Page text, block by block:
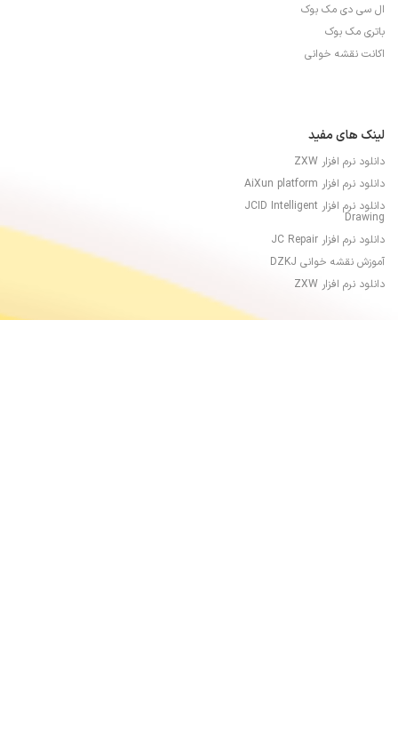
ال سی دی مک بوک
باتری مک بوک
اکانت نقشه خوانی
لینک های مفید
دانلود نرم افزار ZXW
دانلود نرم افزار AiXun platform
دانلود نرم افزار JCID Intelligent
Drawing
دانلود نرم افزار JC Repair
آموزش نقشه خوانی DZKJ
دانلود نرم افزار ZXW